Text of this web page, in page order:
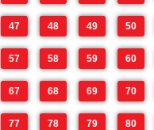
47 48 49 50
57 58 59 60
67 68 69 70
77 78 79 80